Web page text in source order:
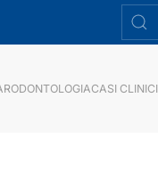
CASI CLINICI